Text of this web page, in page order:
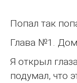
Попал так
Глава №1.
Я открыл
подумал, что